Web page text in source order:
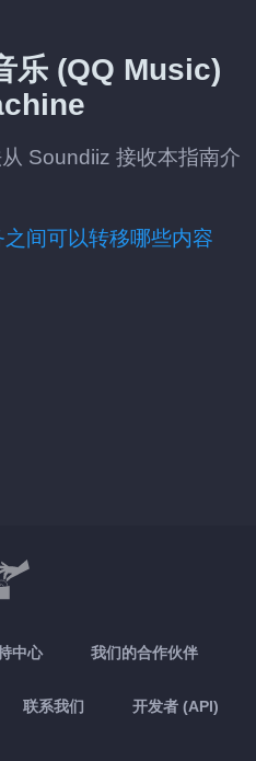
乐 (QQ Music)
Soundiiz 接收本指南介
间可以转移哪些内容
中心 我们的合作伙伴
联系我们 开发者 (API)